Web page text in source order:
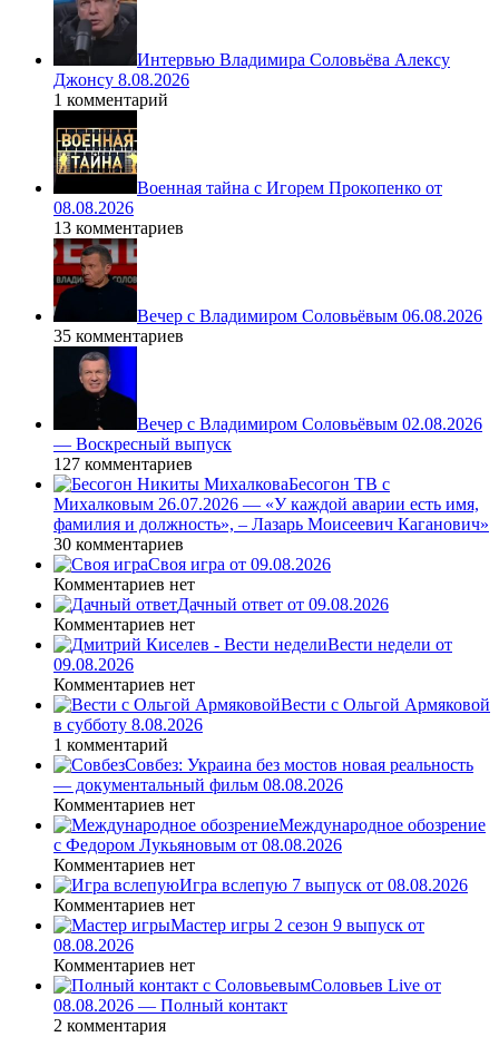
Интервью Владимира Соловьёва Алексу
Джонсу 8.08.2026
1 комментарий
Военная тайна с Игорем Прокопенко от
08.08.2026
13 комментариев
Вечер с Владимиром Соловьёвым 06.08.2026
35 комментариев
Вечер с Владимиром Соловьёвым 02.08.2026
— Воскресный выпуск
127 комментариев
Бесогон ТВ с
Михалковым 26.07.2026 — «У каждой аварии есть имя,
фамилия и должность», – Лазарь Моисеевич Каганович»
30 комментариев
Своя игра от 09.08.2026
Комментариев нет
Дачный ответ от 09.08.2026
Комментариев нет
Вести недели от
09.08.2026
Комментариев нет
Вести с Ольгой Армяковой
в субботу 8.08.2026
1 комментарий
Совбез: Украина без мостов новая реальность
— документальный фильм 08.08.2026
Комментариев нет
Международное обозрение
с Федором Лукьяновым от 08.08.2026
Комментариев нет
Игра вслепую 7 выпуск от 08.08.2026
Комментариев нет
Мастер игры 2 сезон 9 выпуск от
08.08.2026
Комментариев нет
Соловьев Live от
08.08.2026 — Полный контакт
2 комментария